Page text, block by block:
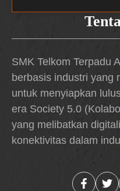
SMK Telkom Terpadu
berbasis industri yang
untuk menyiapkan
era Society 5.0
yang melibatkan
konektivitas dalam